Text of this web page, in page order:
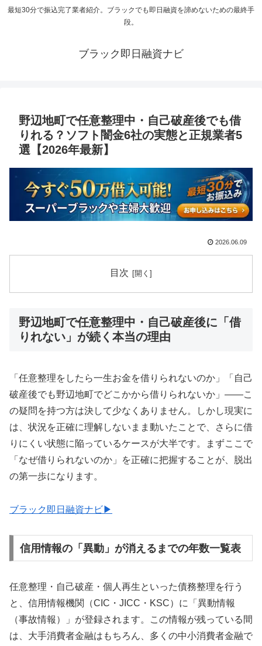
最短30分で振込完了業者紹介。ブラックでも即日融資を諦めないための最終手
段。
ブラック即日融資ナビ
野辺地町で任意整理中・自己破産後でも借
りれる？ソフト闇金6社の実態と正規業者5
選【2026年最新】
2026.06.09
目次
野辺地町で任意整理中・自己破産後に「借
りれない」が続く本当の理由
「任意整理をしたら一生お金を借りられないのか」「自己
破産後でも野辺地町でどこかから借りられないか」——こ
の疑問を持つ方は決して少なくありません。しかし現実に
は、状況を正確に理解しないまま動いたことで、さらに借
りにくい状態に陥っているケースが大半です。まずここで
「なぜ借りられないのか」を正確に把握することが、脱出
の第一歩になります。
ブラック即日融資ナビ▶
信用情報の「異動」が消えるまでの年数一覧表
任意整理・自己破産・個人再生といった債務整理を行う
と、信用情報機関（CIC・JICC・KSC）に「異動情報
（事故情報）」が登録されます。この情報が残っている間
は、大手消費者金融はもちろん、多くの中小消費者金融で